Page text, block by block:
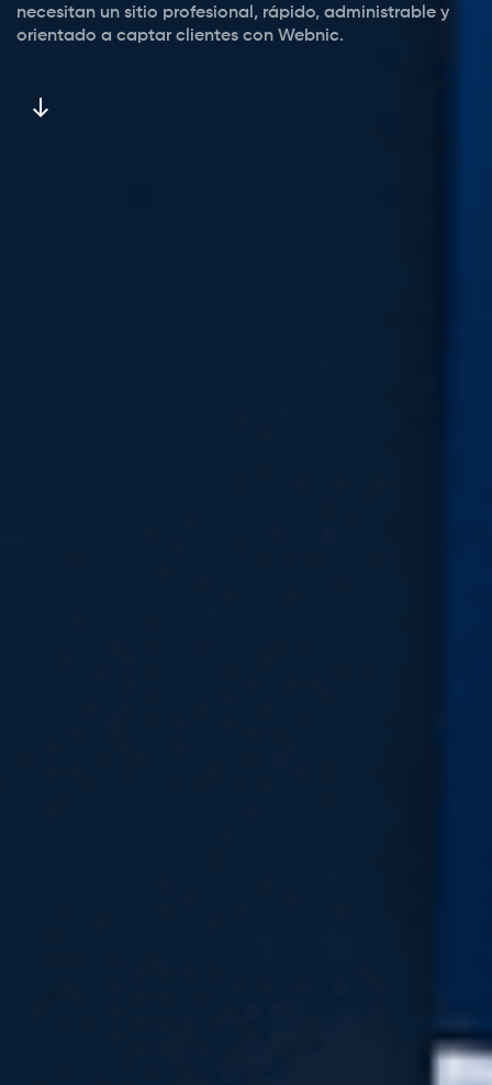
necesitan un sitio profesional, rápido, administrable y
orientado a captar clientes con Webnic.